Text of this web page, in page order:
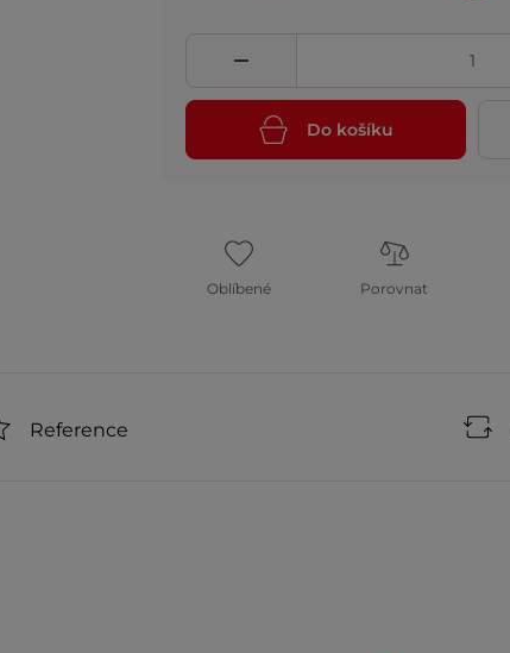
Do košíku
Oblíbené Porovnat
Reference